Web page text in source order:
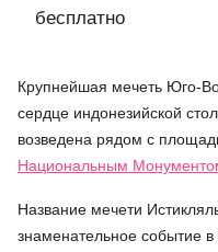
бесплатно
Крупнейшая мечеть Юго-
сердце индонезийской
возведена рядом с
Национальным
Название мечети
знаменательное событие в